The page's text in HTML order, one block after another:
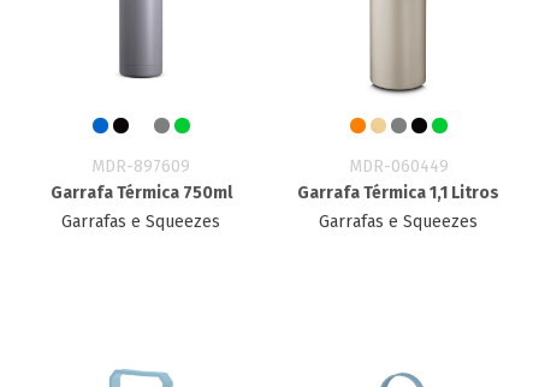
MDR-897609
Garrafa Térmica 750ml
Garrafas e Squeezes
MDR-060449
Garrafa Térmica 1,1 Litros
Garrafas e Squeezes